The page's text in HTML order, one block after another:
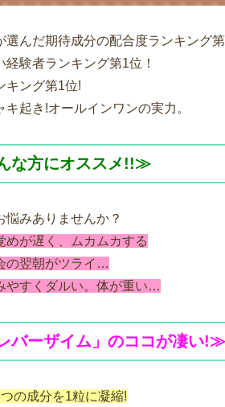
選んだ期待成分の配合度ランキング
経験者ランキング第1位！
キング第1位!
キ起き!オールインワンの実力。
な方にオススメ!!≫
悩みありませんか？
が遅く、ムカムカする
の翌朝がツライ…
すくダルい。体が重い…
バーザイム」のココが凄い!≫
の成分を1粒に凝縮!